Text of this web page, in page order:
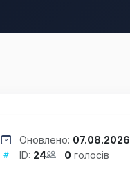
Оновлено: 07.08.2026
ID: 24 0 голосів